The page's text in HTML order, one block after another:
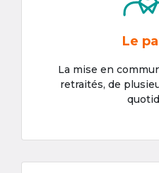
Le
La mise en
retraités, de